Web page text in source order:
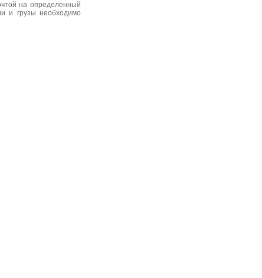
на определенный
и грузы необходимо